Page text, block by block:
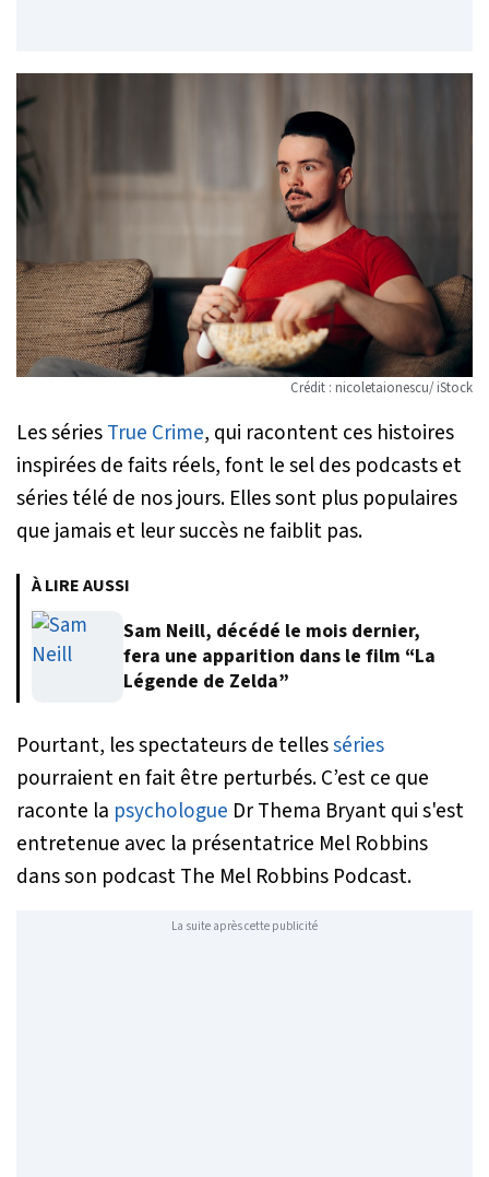
Crédit : nicoletaionescu/ iStock
Les sériesTrue Crime, qui racontent ces histoires
inspirées de faits réels, font le sel des podcasts et
séries télé de nos jours. Elles sont plus populaires
que jamais et leur succès ne faiblit pas.
À LIRE AUSSI
Sam Neill, décédé le mois dernier,
fera une apparition dans le film “La
Légende de Zelda”
Pourtant, les spectateurs de tellesséries
pourraient en fait être perturbés. C’est ce que
raconte la psychologue Dr Thema Bryant qui s'est
entretenue avec la présentatrice Mel Robbins
dans son podcast The Mel Robbins Podcast.
La suite après cette publicité